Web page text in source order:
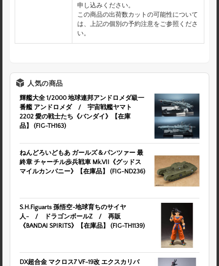
申し込みください。
この商品の出荷数カットの可能性について
は、上記の個別の予約注意をご参照くださ
い。
人気の商品
輝艦大全 1/2000 地球連邦アンドロメダ級一
番艦 アンドロメダ / 宇宙戦艦ヤマト
2202 愛の戦士たち《バンダイ》【在庫
品】 (FIG-TH163)
ねんどろいどもあ ガールズ＆パンツァー 最
終章 チャーチル歩兵戦車 Mk.VII《グッドス
マイルカンパニー》【在庫品】 (FIG-ND236)
S.H.Figuarts 孫悟空-地球育ちのサイヤ
人- / ドラゴンボールZ / 再販
《BANDAI SPIRITS》【在庫品】 (FIG-TH1139)
DX超合金 マクロス7 VF-19改 エクスカリバ